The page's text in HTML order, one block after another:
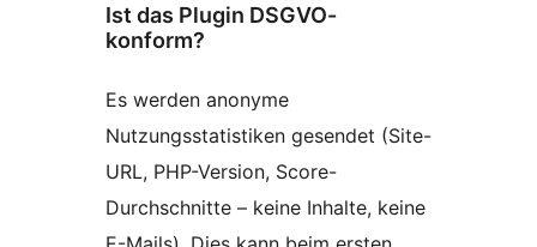
Ist das Plugin DSGVO-
konform?
Es werden anonyme
Nutzungsstatistiken gesendet (Site-
URL, PHP-Version, Score-
Durchschnitte – keine Inhalte, keine